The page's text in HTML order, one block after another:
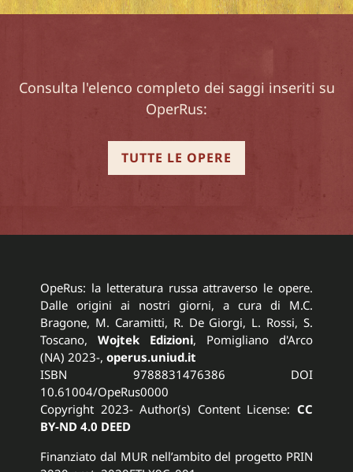
Consulta l'elenco completo dei saggi inseriti su
OperRus:
TUTTE LE OPERE
OpeRus: la letteratura russa attraverso le opere.
Dalle origini ai nostri giorni, a cura di M.C.
Bragone, M. Caramitti, R. De Giorgi, L. Rossi, S.
Toscano,Wojtek Edizioni, Pomigliano d'Arco
(NA) 2023-,operus.uniud.it
ISBN 9788831476386 DOI
10.61004/OpeRus0000
Copyright 2023- Author(s) Content License: CC
BY-ND 4.0 DEED
Finanziato dal MUR nell’ambito del progetto PRIN